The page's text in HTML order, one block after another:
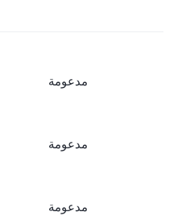
مدعومة
مدعومة
مدعومة